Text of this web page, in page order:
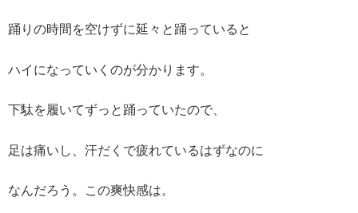
踊りの時間を空けずに延々と踊っていると
ハイになっていくのが分かります。
下駄を履いてずっと踊っていたので、
足は痛いし、汗だくで疲れているはずなのに
なんだろう。この爽快感は。